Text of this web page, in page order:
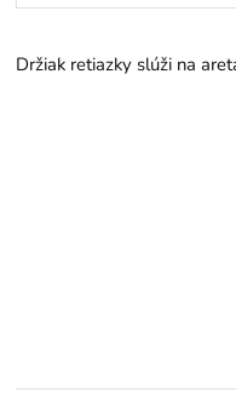
Držiak retiazky slúži na